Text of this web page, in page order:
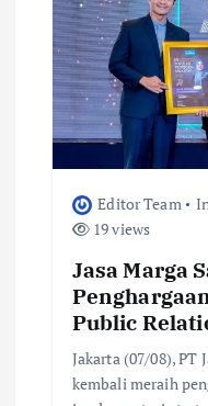
Editor Team
19 views
Jasa Marga
Public
Jakarta (07/08), PT
kembali meraih